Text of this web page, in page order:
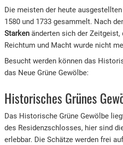
Die meisten der heute
1580 und 1733 gesammelt. Nach
Starkenänderten sich der Zeitgeist,
Reichtum und Macht wurde nicht
Besucht werden können das
das Neue Grüne Gewölbe:
Historisches Grünes
Das Historische Grüne Gewölbe
des Residenzschlosses, hier sind
erlebbar. Die Schätze werden frei